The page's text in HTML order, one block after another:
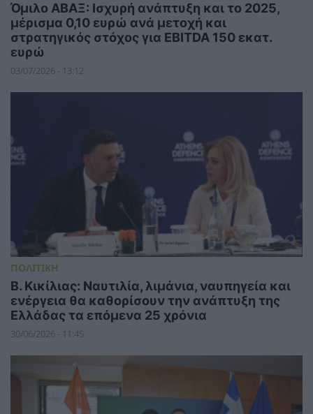
Όμιλο ΑΒΑΞ: Ισχυρή ανάπτυξη και το 2025,
μέρισμα 0,10 ευρώ ανά μετοχή και
στρατηγικός στόχος για EBITDA 150 εκατ.
ευρώ
03/07/2026 - 13:12
ΠΟΛΙΤΙΚΗ
Β. Κικίλιας: Ναυτιλία, λιμάνια, ναυπηγεία και
ενέργεια θα καθορίσουν την ανάπτυξη της
Ελλάδας τα επόμενα 25 χρόνια
30/06/2026 - 11:45